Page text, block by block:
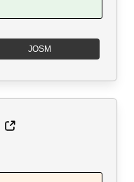
JOSM